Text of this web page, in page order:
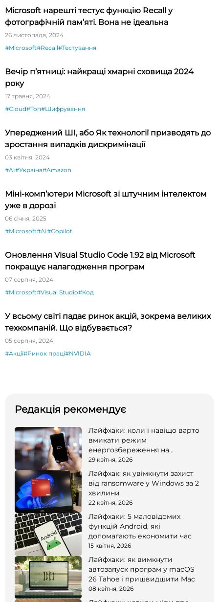
Microsoft нарешті тестує функцію Recall у
фотографічній пам’яті. Вона не ідеальна
26 листопада, 2024
#Microsoft#Recall#Тестування
Вечір п’ятниці: найкращі хмарні сховища 2024
року
17 травня, 2024
#Cloud#Топ#Шифрування
Упереджений ШІ, або Як технології призводять до
зростання випадків дискримінації
03 квітня, 2024
#AI#Україна#Amazon
Міні-комп’ютери Microsoft зі штучним інтелектом
уже в дорозі
06 січня, 2025
#Microsoft#AI#Copilot
Оновлення Visual Studio Code 1.92 від Microsoft
покращує налагодження програм
07 серпня, 2024
#Microsoft#Visual Studio#Код
У всьому світі падає ринок акцій, зокрема великих
техкомпаній. Що відбувається?
05 серпня, 2024
#Акції#Ринок праці#NVIDIA
Редакція рекомендує
Лайфхаки: коли і навіщо варто
вмикати режим
енергозбереження на
смартфоні
29 квітня, 2026
Лайфхак: як увімкнути захист
від ransomware у Windows за 2
хвилини
22 квітня, 2026
Лайфхаки: 5 маловідомих
функцій Android, які
допомагають економити час
15 квітня, 2026
Лайфхаки: як вимкнути
автозапуск програм у macOS
26 Tahoe і пришвидшити Mac
08 квітня, 2026